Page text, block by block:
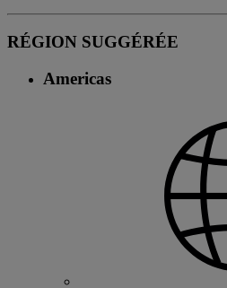
RÉGION SUGGÉRÉE
Americas